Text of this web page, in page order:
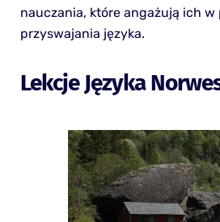
nauczania, które angażują ich w
przyswajania języka.
Lekcje Języka